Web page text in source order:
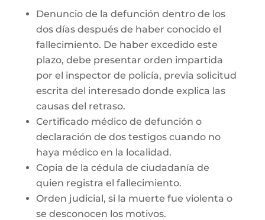
Denuncio de la defunción dentro de los
dos días después de haber conocido el
fallecimiento. De haber excedido este
plazo, debe presentar orden impartida
por el inspector de policía, previa solicitud
escrita del interesado donde explica las
causas del retraso.
Certificado médico de defunción o
declaración de dos testigos cuando no
haya médico en la localidad.
Copia de la cédula de ciudadanía de
quien registra el fallecimiento.
Orden judicial, si la muerte fue violenta o
se desconocen los motivos.